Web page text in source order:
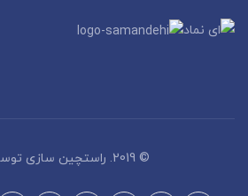
© 2019. راستچین سازی توسط